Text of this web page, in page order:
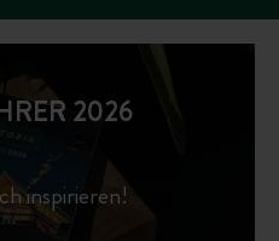
2026
inspirieren!